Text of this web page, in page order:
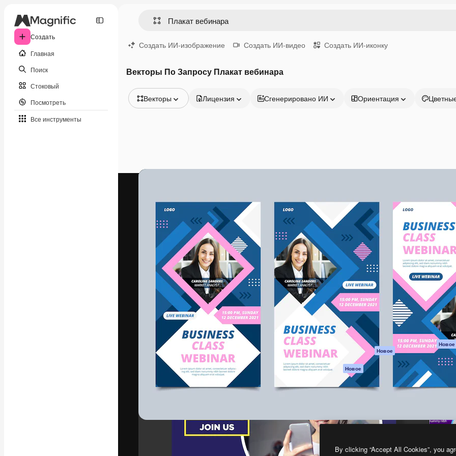
Создать
Главная
Поиск
Стоковый
Посмотреть
Все инструменты
Создать ИИ-изображение Создать ИИ-видео Создать ИИ-иконку
Векторы По Запросу Плакат вебинара
Векторы
Видео
Шрифты
Лицензия Сгенерировано ИИ Ориентация
Креативная платформа для создания
ваших лучших работ. Более 1 миллиона
подписчиков среди креаторов,
предприятий, агентств и студий.
Pусский
Продукция
Spaces
ИИ-помощник
Генератор
изображений ИИ
Генератор видео
ИИ
Генератор голоса
на основе ИИ
Стоковый контент
Claude/ChatGPT
Новое
Агенты Новое
Magnific
Начать
Academy
Документация
Пакету ИИ
Служба
поддержки
Условия и
положения
Политика
Оригиналы Новое
Политика
cookie
Центр доверия
Партнеры
By clicking “Accept All Cookies”, you